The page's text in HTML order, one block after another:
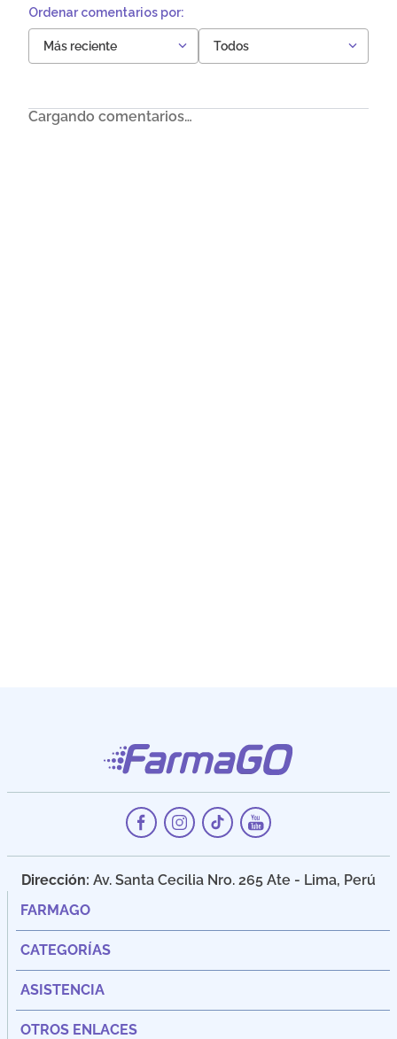
Más reciente Todos
Cargando comentarios…
Dirección: Av. Santa Cecilia Nro. 265 Ate - Lima, Perú
FARMAGO
CATEGORÍAS
ASISTENCIA
OTROS ENLACES